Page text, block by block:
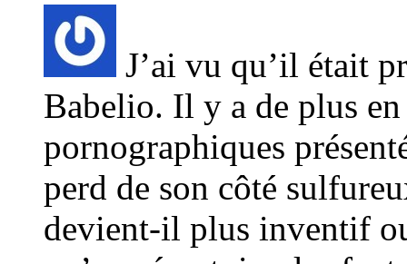
J’ai vu qu’il était
Babelio. Il y a de plus
pornographiques
perd de son côté
devient-il plus inventif